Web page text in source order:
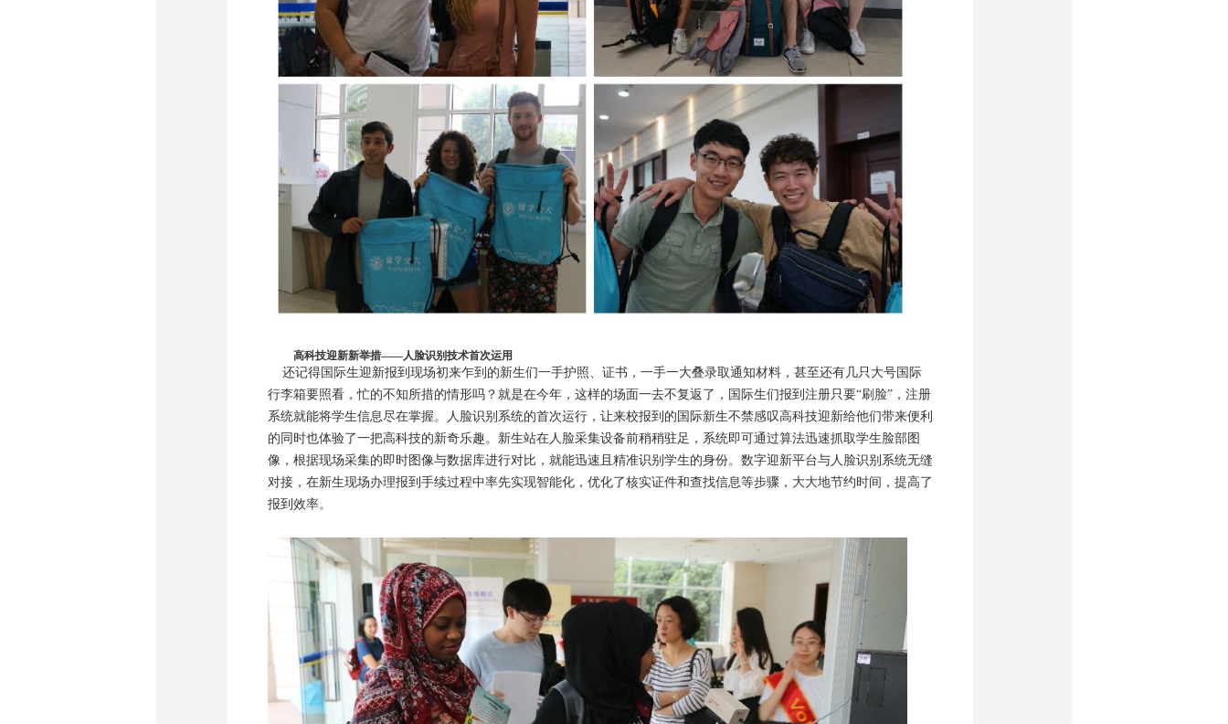
高科技迎新新举措——人脸识别技术首次运用
还记得国际生迎新报到现场初来乍到的新生们一手护照、证书，一手一大叠录取通知材料，甚至还有几只大号国际
行李箱要照看，忙的不知所措的情形吗？就是在今年，这样的场面一去不复返了，国际生们报到注册只要“刷脸”，注册
系统就能将学生信息尽在掌握。人脸识别系统的首次运行，让来校报到的国际新生不禁感叹高科技迎新给他们带来便利
的同时也体验了一把高科技的新奇乐趣。新生站在人脸采集设备前稍稍驻足，系统即可通过算法迅速抓取学生脸部图
像，根据现场采集的即时图像与数据库进行对比，就能迅速且精准识别学生的身份。数字迎新平台与人脸识别系统无缝
对接，在新生现场办理报到手续过程中率先实现智能化，优化了核实证件和查找信息等步骤，大大地节约时间，提高了
报到效率。